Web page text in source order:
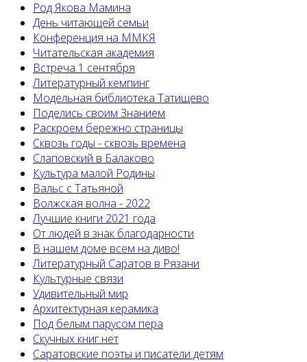
Род Якова Мамина
День читающей семьи
Конференция на ММКЯ
Читательская академия
Встреча 1 сентября
Литературный кемпинг
Модельная библиотека Татищево
Поделись своим Знанием
Раскроем бережно страницы
Сквозь годы - сквозь времена
Слаповский в Балаково
Культура малой Родины
Вальс с Татьяной
Волжская волна - 2022
Лучшие книги 2021 года
От людей в знак благодарности
В нашем доме всем на диво!
Литературный Саратов в Рязани
Культурные связи
Удивительный мир
Архитектурная керамика
Под белым парусом пера
Скучных книг нет
Саратовские поэты и писатели детям